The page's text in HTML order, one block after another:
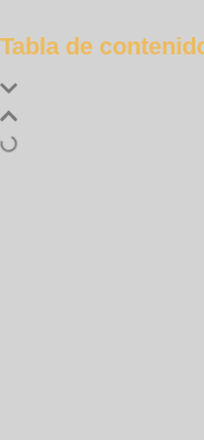
Tabla de